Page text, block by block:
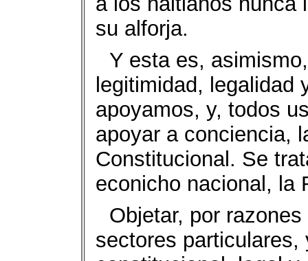
su alforja.
Y esta es,
legitimidad, legalidad
apoyamos, y, todos
apoyar a conciencia,
Constitucional. Se
econicho nacional, la
Objetar, por
sectores